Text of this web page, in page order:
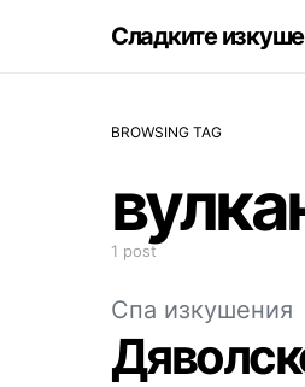
Сладките
BROWSING TAG
1 post
Спа изкушения